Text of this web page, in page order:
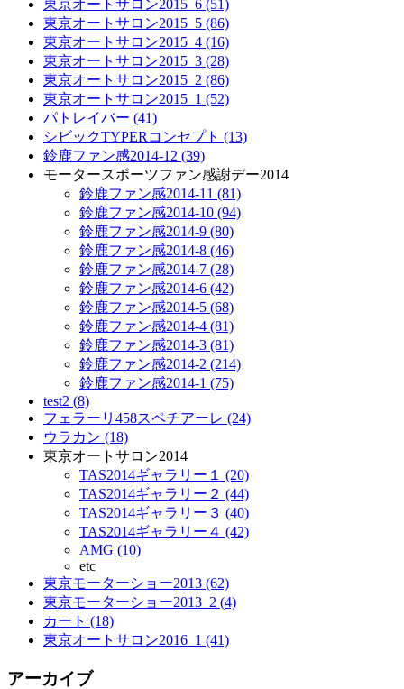
東京オートサロン2015_6 (51)
東京オートサロン2015_5 (86)
東京オートサロン2015_4 (16)
東京オートサロン2015_3 (28)
東京オートサロン2015_2 (86)
東京オートサロン2015_1 (52)
パトレイバー (41)
シビックTYPERコンセプト (13)
鈴鹿ファン感2014-12 (39)
モータースポーツファン感謝デー2014
鈴鹿ファン感2014-11 (81)
鈴鹿ファン感2014-10 (94)
鈴鹿ファン感2014-9 (80)
鈴鹿ファン感2014-8 (46)
鈴鹿ファン感2014-7 (28)
鈴鹿ファン感2014-6 (42)
鈴鹿ファン感2014-5 (68)
鈴鹿ファン感2014-4 (81)
鈴鹿ファン感2014-3 (81)
鈴鹿ファン感2014-2 (214)
鈴鹿ファン感2014-1 (75)
test2 (8)
フェラーリ458スペチアーレ (24)
ウラカン (18)
東京オートサロン2014
TAS2014ギャラリー１ (20)
TAS2014ギャラリー２ (44)
TAS2014ギャラリー３ (40)
TAS2014ギャラリー４ (42)
AMG (10)
etc
東京モーターショー2013 (62)
東京モーターショー2013_2 (4)
カート (18)
東京オートサロン2016_1 (41)
アーカイブ